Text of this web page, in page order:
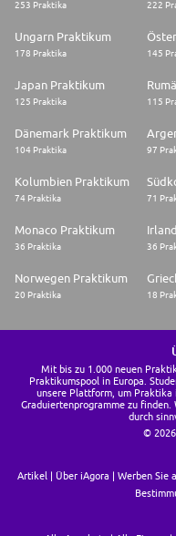
253 Praktika 222
Ungarn Praktikum
178 Praktika 145
Japan Praktikum
125 Praktika 115
Dänemark Praktikum
104 Praktika 97
Kolumbien Praktikum
74 Praktika 71
Monaco Praktikum
36 Praktika 36
Norwegen Praktikum
20 Praktika 18
Mit bis zu 1.000 neuen
Praktikumspool in Europa.
unsere Plattform, um Praktika
Graduiertenprogramme zu
durch
© 2026
Artikel Über iAgora Werben Sie